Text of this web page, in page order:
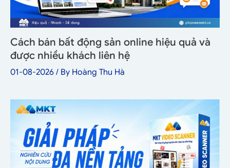
Cách bán bất động sản online hiệu quả và
được nhiều khách liên hệ
01-08-2026 / By Hoàng Thu Hà